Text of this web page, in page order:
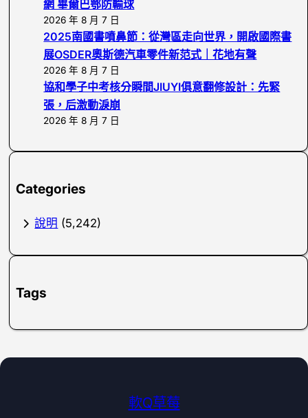
網 畢爾巴鄂防輸球
2026 年 8 月 7 日
2025南國書噴鼻節：從灣區走向世界，開啟國際書
展OSDER奧斯德汽車零件新范式｜花地有聲
2026 年 8 月 7 日
協和學子中考核分瞬間JIUYI俱意翻修設計：先緊
張，后激動淚崩
2026 年 8 月 7 日
Categories
說明 (5,242)
Tags
軟Q草莓